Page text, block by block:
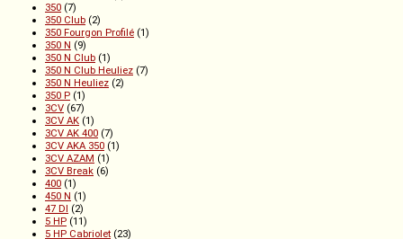
350 (7)
350 Club (2)
350 Fourgon Profilé (1)
350 N (9)
350 N Club (1)
350 N Club Heuliez (7)
350 N Heuliez (2)
350 P (1)
3CV (67)
3CV AK (1)
3CV AK 400 (7)
3CV AKA 350 (1)
3CV AZAM (1)
3CV Break (6)
400 (1)
450 N (1)
47 DI (2)
5 HP (11)
5 HP Cabriolet (23)